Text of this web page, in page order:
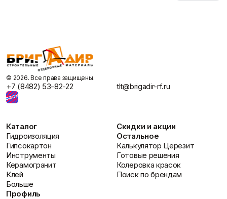
©️ 2026. Все права защищены.
+7 (8482) 53-82-22 tlt@brigadir-rf.ru
Каталог
Гидроизоляция
Гипсокартон
Инструменты
Керамогранит
Клей
Больше
Профиль
Скидки и акции
Остальное
Калькулятор Церезит
Готовые решения
Колеровка красок
Поиск по брендам